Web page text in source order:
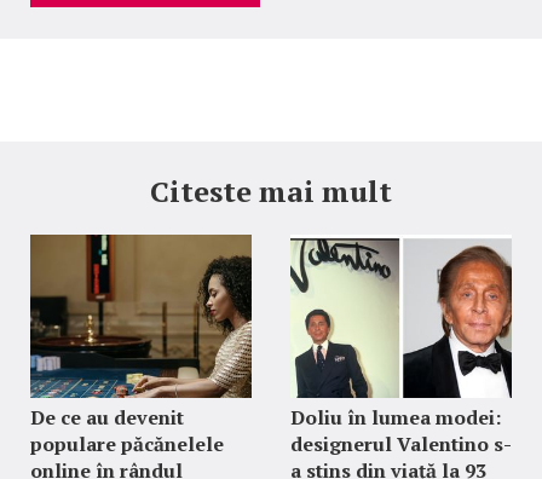
Citeste mai mult
De ce au devenit
populare păcănelele
online în rândul
Doliu în lumea modei:
designerul Valentino s-
a stins din viață la 93